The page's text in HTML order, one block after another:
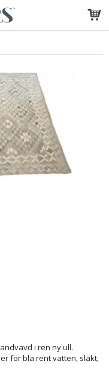
i ren ny ull.
för bla rent vatten, släkt,